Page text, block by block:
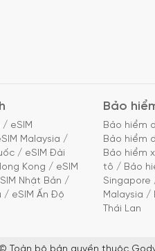
/ eSIM
Malaysia /
/ eSIM Đài
Kong / eSIM
Nhật Bản /
/ eSIM Ấn Độ
Bảo
Bảo hiểm
Bảo hiểm
Bảo hiểm
tô / Bảo
Singapore
Malaysia /
Thái Lan